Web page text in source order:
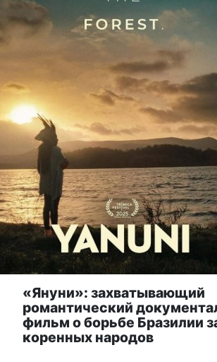
«Януни»: захватывающий
романтический
фильм о борьбе Бразилии
коренных народов